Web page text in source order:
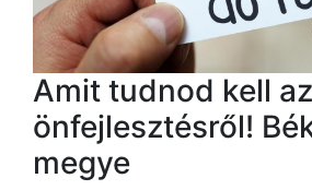
Amit tudnod kell az
önfejlesztésről!
megye